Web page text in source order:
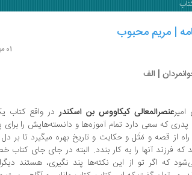
| مریم محبوب
01 مهر 1399
| الف
عنصرالمعالی کیکاووس بن اسکندر در واقع کتاب
که سعی دارد تمام آموزه‌ها و دانسته‌هایش را
راه از قصه و مَثَل و حکایت و تاریخ بهره میگیرد تا بر
که فرزند آنها را به کار بندد. البته در جای جای کتاب
که اگر تو از این نکته‌ها پند نگیری، هستند